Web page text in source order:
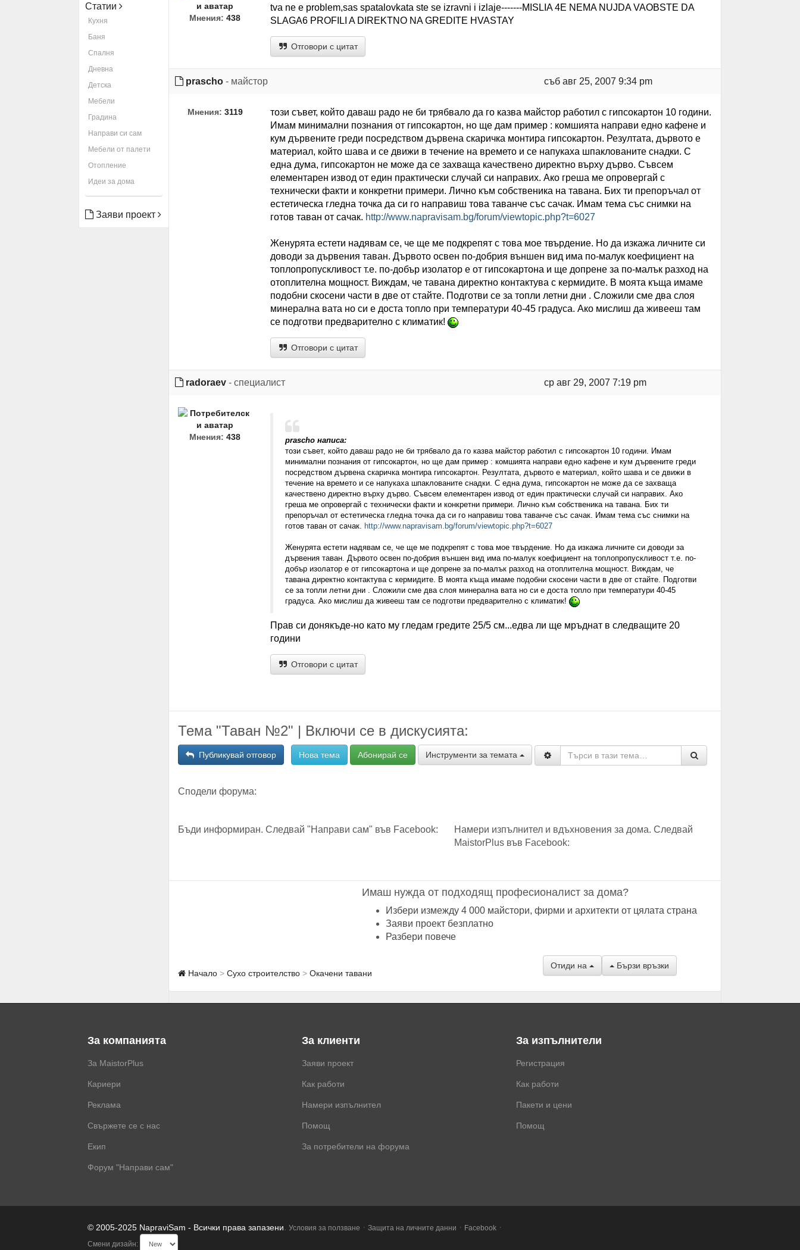
Статии
Кухня
Баня
Спалня
Дневна
Детска
Мебели
Градина
Направи си сам
Мебели от палети
Отопление
Идеи за дома
Заяви проект
Мнения: 438
tva ne e problem,sas spatalovkata ste se izravni i izlaje-------MISLIA 4E NEMA NUJDA VAOBSTE DA
SLAGA6 PROFILI A DIREKTNO NA GREDITE HVASTAY
Отговори с цитат
prascho - майстор съб авг 25, 2007 9:34 pm
Мнения: 3119
този съвет, който даваш радо не би трябвало да го казва майстор работил с гипсокартон 10 години.
Имам минимални познания от гипсокартон, но ще дам пример : комшията направи едно кафене и
кум дървените греди посредством дървена скаричка монтира гипсокартон. Резултата, дървото е
материал, който шава и се движи в течение на времето и се напукаха шпаклованите снадки. С
една дума, гипсокартон не може да се захваща качествено директно върху дърво. Съвсем
елементарен извод от един практически случай си направих. Ако греша ме опровергай с
технически факти и конкретни примери. Лично към собственика на тавана. Бих ти препоръчал от
естетическа гледна точка да си го направиш това таванче със сачак. Имам тема със снимки на
готов таван от сачак. http://www.napravisam.bg/forum/viewtopic.php?t=6027
Женурята естети надявам се, че ще ме подкрепят с това мое твърдение. Но да изкажа личните си
доводи за дървения таван. Дървото освен по-добрия външен вид има по-малук коефициент на
топлопропускливост т.е. по-добър изолатор е от гипсокартона и ще допрене за по-малък разход на
отоплителна мощност. Виждам, че тавана директно контактува с кермидите. В моята къща имаме
подобни скосени части в две от стайте. Подготви се за топли летни дни . Сложили сме два слоя
минерална вата но си е доста топло при температури 40-45 градуса. Ако мислиш да живееш там
се подготви предварително с климатик!
Отговори с цитат
radoraev - специалист ср авг 29, 2007 7:19 pm
Мнения: 438
prascho написа:
този съвет, който даваш радо не би трябвало да го казва майстор работил с гипсокартон 10 години. Имам
минимални познания от гипсокартон, но ще дам пример : комшията направи едно кафене и кум дървените греди
посредством дървена скаричка монтира гипсокартон. Резултата, дървото е материал, който шава и се движи в
течение на времето и се напукаха шпаклованите снадки. С една дума, гипсокартон не може да се захваща
качествено директно върху дърво. Съвсем елементарен извод от един практически случай си направих. Ако
греша ме опровергай с технически факти и конкретни примери. Лично към собственика на тавана. Бих ти
препоръчал от естетическа гледна точка да си го направиш това таванче със сачак. Имам тема със снимки на
готов таван от сачак. http://www.napravisam.bg/forum/viewtopic.php?t=6027
Женурята естети надявам се, че ще ме подкрепят с това мое твърдение. Но да изкажа личните си доводи за
дървения таван. Дървото освен по-добрия външен вид има по-малук коефициент на топлопропускливост т.е. по-
добър изолатор е от гипсокартона и ще допрене за по-малък разход на отоплителна мощност. Виждам, че
тавана директно контактува с кермидите. В моята къща имаме подобни скосени части в две от стайте. Подготви
се за топли летни дни . Сложили сме два слоя минерална вата но си е доста топло при температури 40-45
градуса. Ако мислиш да живееш там се подготви предварително с климатик!
Прав си донякъде-но като му гледам гредите 25/5 см...едва ли ще мръднат в следващите 20
години
Отговори с цитат
Тема "Таван №2" | Включи се в дискусията:
Публикувай отговор Нова тема Абонирай се Инструменти за темата
Сподели форума:
Бъди информиран. Следвай "Направи сам" във Facebook:
Намери изпълнител и вдъхновения за дома. Следвай
MaistorPlus във Facebook:
Имаш нужда от подходящ професионалист за дома?
Избери измежду 4 000 майстори, фирми и архитекти от цялата страна
Заяви проект безплатно
Разбери повече
Начало Сухо строителство Окачени тавани
Отиди на Бързи връзки
За компанията
За MaistorPlus
Кариери
Реклама
Свържете се с нас
Екип
Форум "Направи сам"
За клиенти
Заяви проект
Как работи
Намери изпълнител
Помощ
За потребители на форума
За изпълнители
Регистрация
Как работи
Пакети и цени
Помощ
© 2005-2025 NapraviSam - Всички права запазени. Условия за ползване · Защита на личните данни · Facebook ·
Смени дизайн: